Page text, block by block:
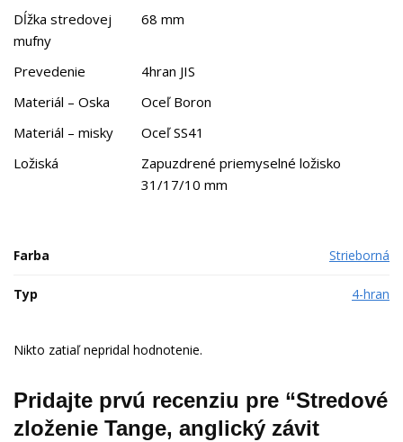
Dĺžka stredovej
mufny
68 mm
Prevedenie
4hran JIS
Materiál – Oska
Oceľ Boron
Materiál – misky
Oceľ SS41
Ložiská
Zapuzdrené priemyselné ložisko
31/17/10 mm
Farba Strieborná
Typ 4-hran
Nikto zatiaľ nepridal hodnotenie.
Pridajte prvú recenziu pre “Stredové
zloženie Tange, anglický závit